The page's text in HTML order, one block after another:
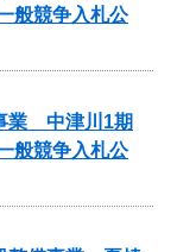
般競争入札公
業 中津川1期
般競争入札公